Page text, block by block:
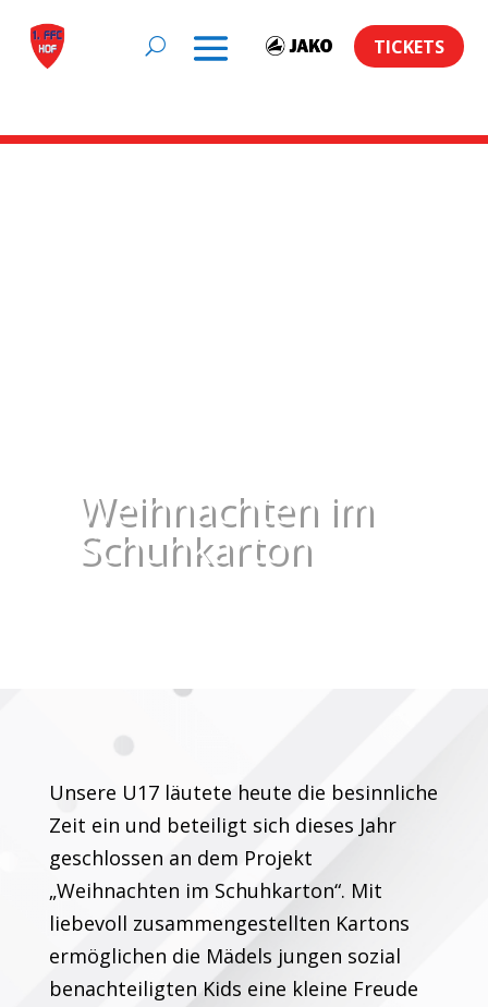
TICKETS
Weihnachten im
Schuhkarton
Unsere U17 läutete heute die besinnliche
Zeit ein und beteiligt sich dieses Jahr
geschlossen an dem Projekt
„Weihnachten im Schuhkarton“. Mit
liebevoll zusammengestellten Kartons
ermöglichen die Mädels jungen sozial
benachteiligten Kids eine kleine Freude